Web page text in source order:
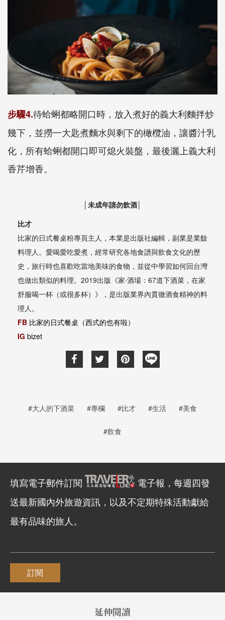
步驟4.待蛤蜊都略開口時，放入煮好的義大利麵拌炒
幾下，並撈一大匙煮麵水與剩下的橄欖油，讓醬汁乳
化，所有蛤蜊都開口即可熄火裝盤，最後灑上義大利
香芹增香。
│未成年請勿飲酒│
比才
比家的日式餐桌粉專頁主人，本業是出版社編輯，副業是業餘
料理人。愛喝愛吃愛煮，經常研究各地食譜與飲食文化的歷
史，旅行時也喜歡吃當地美味的食物，並從中學習如何回台灣
也做出類似的料理。2019出版《家‧酒場：67道下酒菜，在家
舒服喝一杯（或很多杯）》，是出版業界內貫徹酒食精神的料
理人。
FB 比家的日式餐桌（西式的也有啦）
IG bizet
#大人的下酒菜 #專欄 #比才 #生活 #美食
#飲食
填寫電子郵件訂閱
電子報，每週四發
送最新國內外旅遊資訊，以及不定期特殊活動獻給
最有品味的旅人。
訂閱
延伸閱讀